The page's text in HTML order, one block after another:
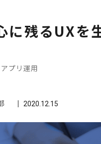
に残るUX
プリ運用
2020.12.15